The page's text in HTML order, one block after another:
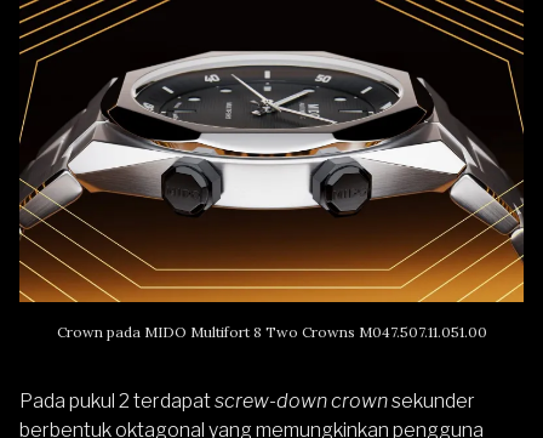
Crown pada MIDO Multifort 8 Two Crowns M047.507.11.051.00
Pada pukul 2 terdapatscrew-down crownsekunder
berbentuk oktagonal yang memungkinkan pengguna